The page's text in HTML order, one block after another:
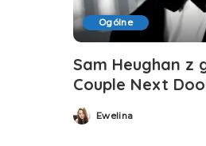
Ogólne
Sam Heughan z
Couple Next
Posted
by
Ewelina